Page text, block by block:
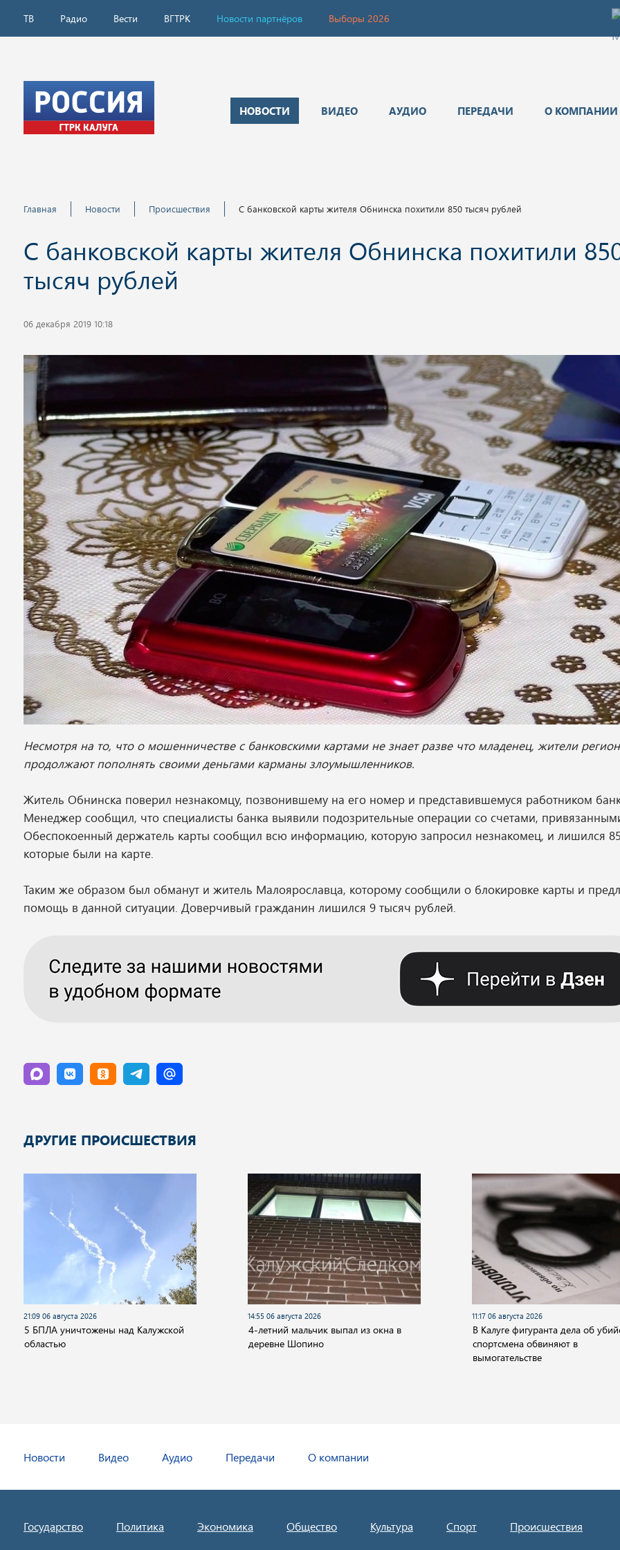
ТВ Радио Вести ВГТРК Новости партнёров Выборы 2026
НОВОСТИ ВИДЕО АУДИО ПЕРЕДАЧИ О КОМПАНИИ
Главная Новости Происшествия С банковской карты жителя Обнинска похитили 850 тысяч рублей
С банковской карты жителя Обнинска похитили
тысяч рублей
06 декабря 2019 10:18
Несмотря на то, что о мошенничестве с банковскими картами не знает разве что младенец, жители
продолжают пополнять своими деньгами карманы злоумышленников.
Житель Обнинска поверил незнакомцу, позвонившему на его номер и представившемуся работником
Менеджер сообщил, что специалисты банка выявили подозрительные операции со счетами,
Обеспокоенный держатель карты сообщил всю информацию, которую запросил незнакомец, и лишился
которые были на карте.
Таким же образом был обманут и житель Малоярославца, которому сообщили о блокировке карты и
помощь в данной ситуации. Доверчивый гражданин лишился 9 тысяч рублей.
ДРУГИЕ ПРОИСШЕСТВИЯ
21:09 06 августа 2026
5 БПЛА уничтожены над Калужской
областью
14:55 06 августа 2026
4-летний мальчик выпал из окна в
деревне Шопино
11:17 06 августа 2026
В Калуге фигуранта дела об
спортсмена обвиняют в
вымогательстве
Новости Видео Аудио Передачи О компании
Государство Политика Экономика Общество Культура Спорт Происшествия